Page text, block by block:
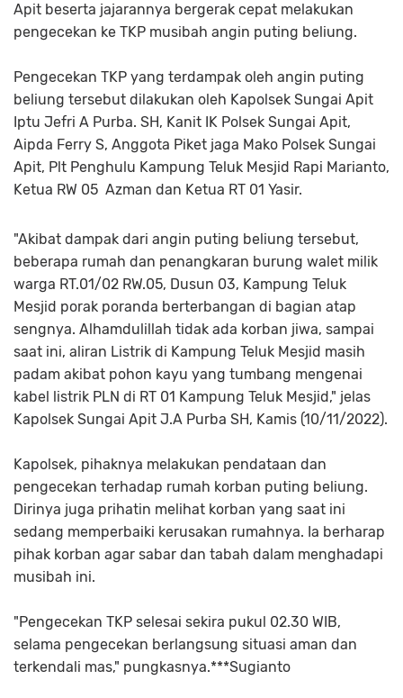
Apit beserta jajarannya bergerak cepat melakukan
pengecekan ke TKP musibah angin puting beliung.
Pengecekan TKP yang terdampak oleh angin puting
beliung tersebut dilakukan oleh Kapolsek Sungai Apit
Iptu Jefri A Purba. SH, Kanit IK Polsek Sungai Apit,
Aipda Ferry S, Anggota Piket jaga Mako Polsek Sungai
Apit, Plt Penghulu Kampung Teluk Mesjid Rapi Marianto,
Ketua RW 05 Azman dan Ketua RT 01 Yasir.
"Akibat dampak dari angin puting beliung tersebut,
beberapa rumah dan penangkaran burung walet milik
warga RT.01/02 RW.05, Dusun 03, Kampung Teluk
Mesjid porak poranda berterbangan di bagian atap
sengnya. Alhamdulillah tidak ada korban jiwa, sampai
saat ini, aliran Listrik di Kampung Teluk Mesjid masih
padam akibat pohon kayu yang tumbang mengenai
kabel listrik PLN di RT 01 Kampung Teluk Mesjid," jelas
Kapolsek Sungai Apit J.A Purba SH, Kamis (10/11/2022).
Kapolsek, pihaknya melakukan pendataan dan
pengecekan terhadap rumah korban puting beliung.
Dirinya juga prihatin melihat korban yang saat ini
sedang memperbaiki kerusakan rumahnya. Ia berharap
pihak korban agar sabar dan tabah dalam menghadapi
musibah ini.
"Pengecekan TKP selesai sekira pukul 02.30 WIB,
selama pengecekan berlangsung situasi aman dan
terkendali mas," pungkasnya.***Sugianto